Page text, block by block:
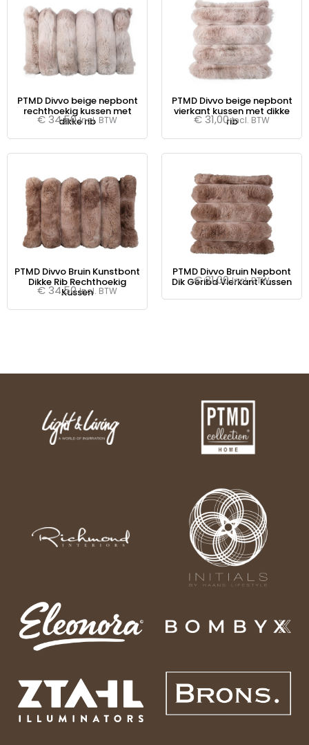
PTMD Divvo beige nepbont
rechthoekig kussen met
dikke rib
€34,50 Incl. BTW
PTMD Divvo beige nepbont
vierkant kussen met dikke
rib
€31,00 Incl. BTW
PTMD Divvo Bruin Kunstbont
Dikke Rib Rechthoekig
Kussen
€34,50 Incl. BTW
PTMD Divvo Bruin Nepbont
Dik Geribd Vierkant Kussen
€31,00 Incl. BTW